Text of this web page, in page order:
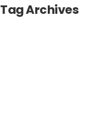
Tag Archives